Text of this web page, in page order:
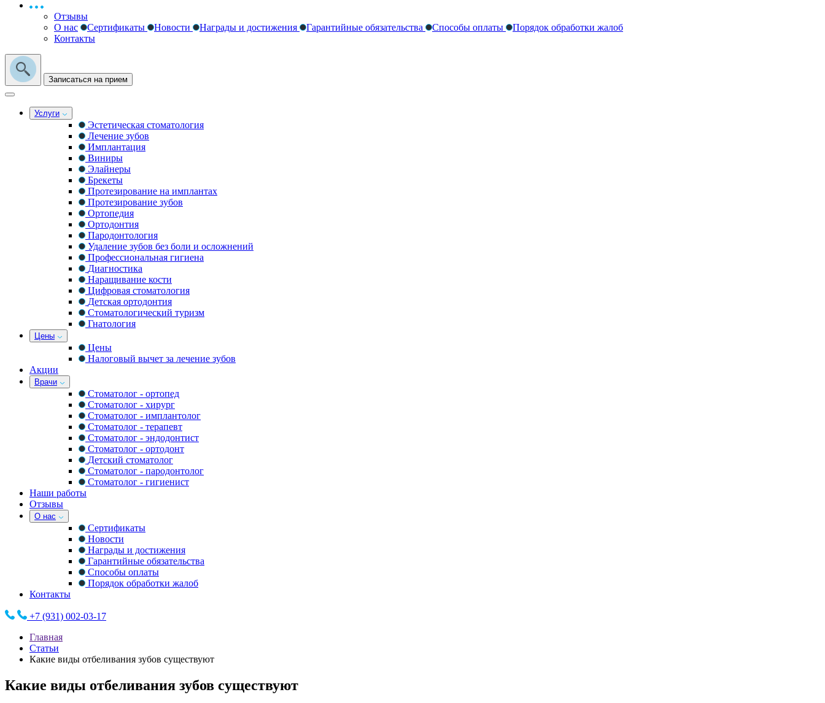
Отзывы
О нас
Сертификаты Новости Награды и достижения Гарантийные обязательства Способы оплаты
Порядок обработки жалоб
Контакты
Записаться на прием
Услуги
Эстетическая стоматология
Лечение зубов
Имплантация
Виниры
Элайнеры
Брекеты
Протезирование на имплантах
Протезирование зубов
Ортопедия
Ортодонтия
Пародонтология
Удаление зубов без боли и осложнений
Профессиональная гигиена
Диагностика
Наращивание кости
Цифровая стоматология
Детская ортодонтия
Стоматологический туризм
Гнатология
Цены
Цены
Налоговый вычет за лечение зубов
Акции
Врачи
Стоматолог - ортопед
Стоматолог - хирург
Стоматолог - имплантолог
Стоматолог - терапевт
Стоматолог - эндодонтист
Стоматолог - ортодонт
Детский стоматолог
Стоматолог - пародонтолог
Стоматолог - гигиенист
Наши работы
Отзывы
О нас
Сертификаты
Новости
Награды и достижения
Гарантийные обязательства
Способы оплаты
Порядок обработки жалоб
Контакты
+7 (931) 002-03-17
Главная
Статьи
Какие виды отбеливания зубов существуют
Какие виды отбеливания зубов существуют